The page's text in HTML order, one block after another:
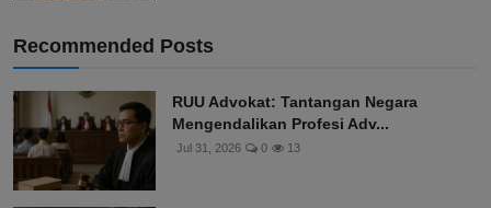
Recommended Posts
RUU Advokat: Tantangan Negara
Mengendalikan Profesi Adv...
Jul 31, 2026 0 13